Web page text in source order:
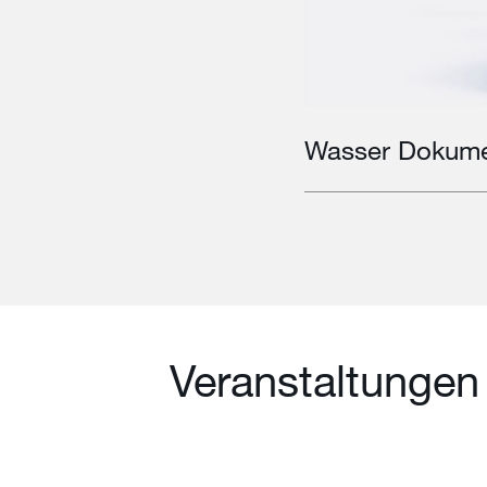
Wasser
Veranstaltungen